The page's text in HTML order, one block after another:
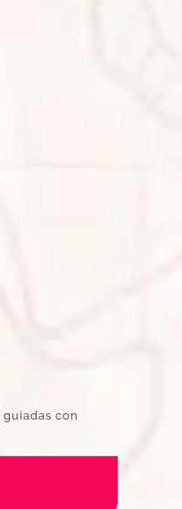
guiadas con